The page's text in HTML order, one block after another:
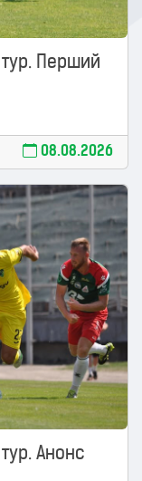
тур. Перший
08.08.2026
тур. Анонс